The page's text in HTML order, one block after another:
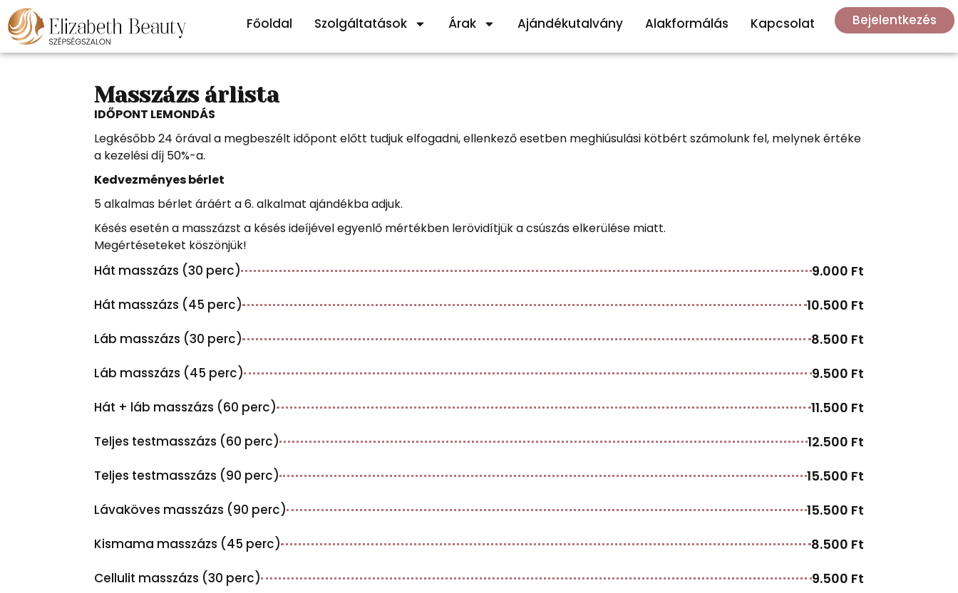
Főoldal Szolgáltatások Árak Ajándékutalvány Alakformálás Kapcsolat Bejelentkezés
Masszázs árlista
IDŐPONT LEMONDÁS
Legkésőbb 24 órával a megbeszélt időpont előtt tudjuk elfogadni, ellenkező esetben meghiúsulási kötbért számolunk fel, melynek értéke
a kezelési díj 50%-a.
Kedvezményes bérlet
5 alkalmas bérlet áráért a 6. alkalmat ajándékba adjuk.
Késés esetén a masszázst a késés ideíjével egyenlő mértékben lerövidítjük a csúszás elkerülése miatt.
Megértéseteket köszönjük!
Hát masszázs (30 perc) 9.000 Ft
Hát masszázs (45 perc) 10.500 Ft
Láb masszázs (30 perc) 8.500 Ft
Láb masszázs (45 perc) 9.500 Ft
Hát + láb masszázs (60 perc) 11.500 Ft
Teljes testmasszázs (60 perc) 12.500 Ft
Teljes testmasszázs (90 perc) 15.500 Ft
Lávaköves masszázs (90 perc) 15.500 Ft
Kismama masszázs (45 perc) 8.500 Ft
Cellulit masszázs (30 perc) 9.500 Ft